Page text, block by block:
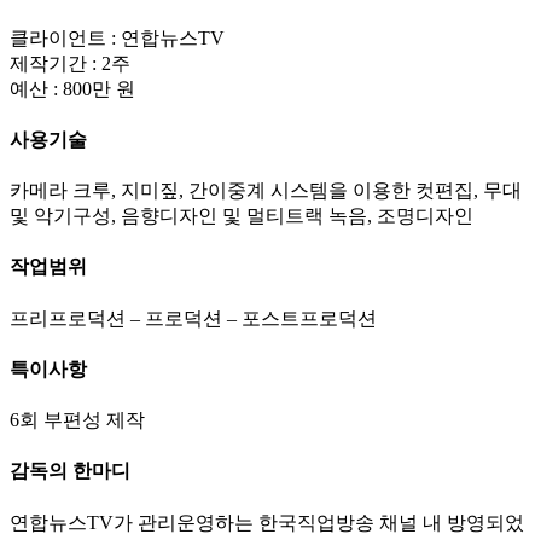
클라이언트 : 연합뉴스TV
제작기간 : 2주
예산 : 800만 원
사용기술
카메라 크루, 지미짚, 간이중계 시스템을 이용한 컷편집, 무대
및 악기구성, 음향디자인 및 멀티트랙 녹음, 조명디자인
작업범위
프리프로덕션 – 프로덕션 – 포스트프로덕션
특이사항
6회 부편성 제작
감독의 한마디
연합뉴스TV가 관리운영하는 한국직업방송 채널 내 방영되었